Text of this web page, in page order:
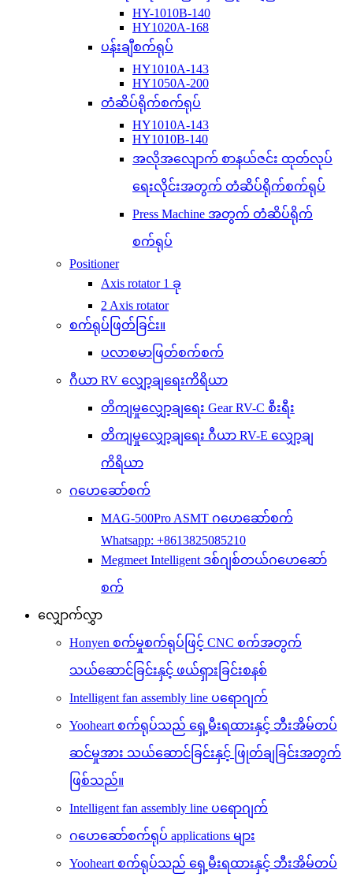
HY-1010B-140
HY1020A-168
ပန်းချီစက်ရုပ်
HY1010A-143
HY1050A-200
တံဆိပ်ရိုက်စက်ရုပ်
HY1010A-143
HY1010B-140
အလိုအလျောက် စာနယ်ဇင်း ထုတ်လုပ်
ရေးလိုင်းအတွက် တံဆိပ်ရိုက်စက်ရုပ်
Press Machine အတွက် တံဆိပ်ရိုက်
စက်ရုပ်
Positioner
Axis rotator 1 ခု
2 Axis rotator
စက်ရုပ်ဖြတ်ခြင်း။
ပလာစမာဖြတ်စက်စက်
ဂီယာ RV လျှော့ချရေးကိရိယာ
တိကျမှုလျှော့ချရေး Gear RV-C စီးရီး
တိကျမှုလျှော့ချရေး ဂီယာ RV-E လျှော့ချ
ကိရိယာ
ဂဟေဆော်စက်
MAG-500Pro ASMT ဂဟေဆော်စက်
Whatsapp: +8613825085210
Megmeet Intelligent ဒစ်ဂျစ်တယ်ဂဟေဆော်
စက်
လျှောက်လွှာ
Honyen စက်မှုစက်ရုပ်ဖြင့် CNC စက်အတွက်
သယ်ဆောင်ခြင်းနှင့် ဖယ်ရှားခြင်းစနစ်
Intelligent fan assembly line ပရောဂျက်
Yooheart စက်ရုပ်သည် ရှေ့မီးရထားနှင့် ဘီးအိမ်တပ်
ဆင်မှုအား သယ်ဆောင်ခြင်းနှင့် ဖြုတ်ချခြင်းအတွက်
ဖြစ်သည်။
Intelligent fan assembly line ပရောဂျက်
ဂဟေဆော်စက်ရုပ် applications များ
Yooheart စက်ရုပ်သည် ရှေ့မီးရထားနှင့် ဘီးအိမ်တပ်